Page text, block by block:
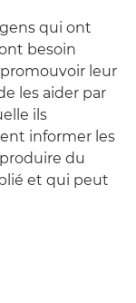
qui ont
besoin
leur
les aider par
ils
informer les
du
et qui peut